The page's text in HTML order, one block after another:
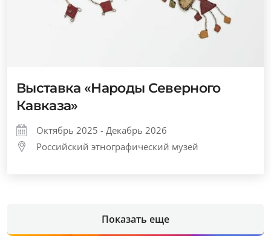
Выставка «Народы Северного
Кавказа»
Октябрь 2025 - Декабрь 2026
Российский этнографический музей
Показать еще